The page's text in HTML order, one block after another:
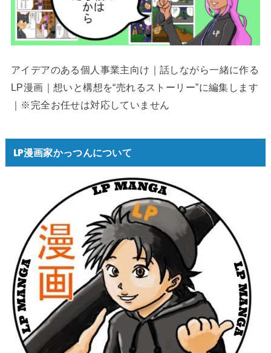
アイデアのある個人事業主向け｜話しながら一緒に作る
LP漫画｜想いと構想を“売れるストーリー”に編集します
｜※完全お任せは対応していません
LP漫画家かっつんについて